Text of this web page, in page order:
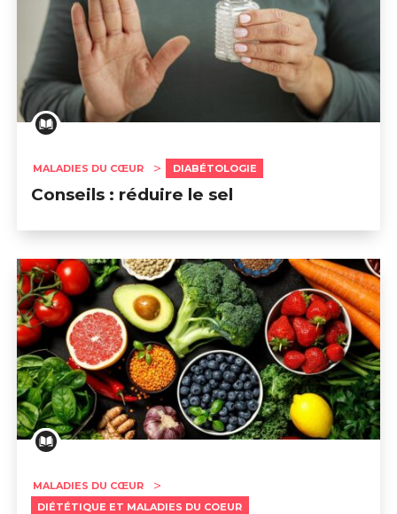
MALADIES DU CŒUR DIABÉTOLOGIE
Conseils : réduire le sel
MALADIES DU CŒUR
DIÉTÉTIQUE ET MALADIES DU COEUR